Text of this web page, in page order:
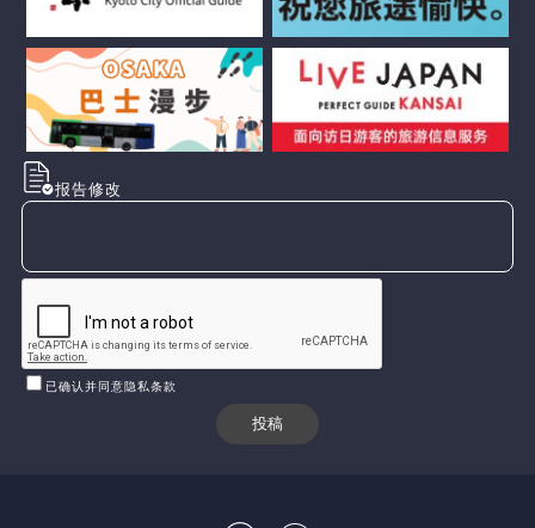
报告修改
已确认并同意隐私条款